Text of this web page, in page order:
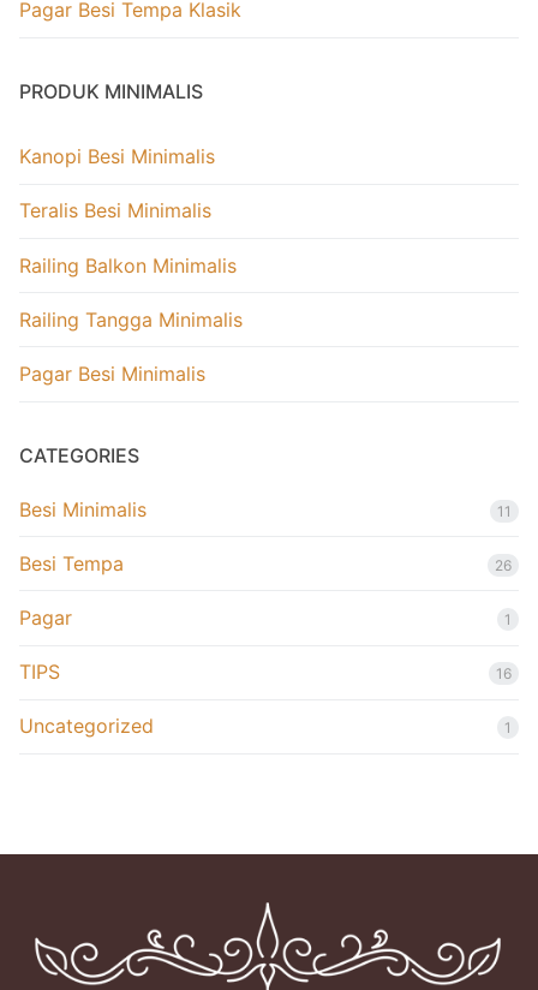
Pagar Besi Tempa Klasik
PRODUK MINIMALIS
Kanopi Besi Minimalis
Teralis Besi Minimalis
Railing Balkon Minimalis
Railing Tangga Minimalis
Pagar Besi Minimalis
CATEGORIES
Besi Minimalis 11
Besi Tempa 26
Pagar 1
TIPS 16
Uncategorized 1